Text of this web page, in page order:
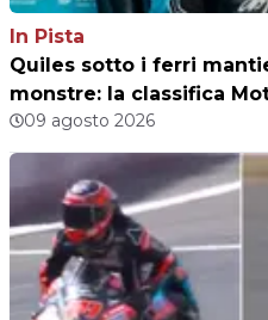
In Pista
Quiles sotto i ferri
monstre: la classifica
09 agosto 2026